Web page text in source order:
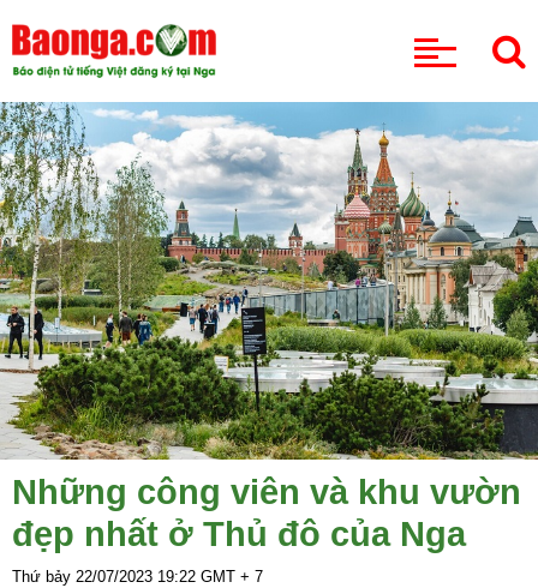
Những công viên và khu vườn
đẹp nhất ở Thủ đô của Nga
Thứ bảy 22/07/2023 19:22 GMT + 7